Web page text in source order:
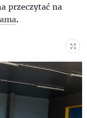
przeczytać na
.